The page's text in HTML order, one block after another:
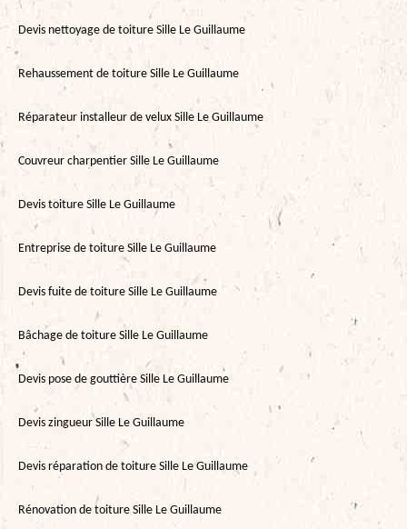
Devis nettoyage de toiture Sille Le Guillaume
Rehaussement de toiture Sille Le Guillaume
Réparateur installeur de velux Sille Le Guillaume
Couvreur charpentier Sille Le Guillaume
Devis toiture Sille Le Guillaume
Entreprise de toiture Sille Le Guillaume
Devis fuite de toiture Sille Le Guillaume
Bâchage de toiture Sille Le Guillaume
Devis pose de gouttière Sille Le Guillaume
Devis zingueur Sille Le Guillaume
Devis réparation de toiture Sille Le Guillaume
Rénovation de toiture Sille Le Guillaume